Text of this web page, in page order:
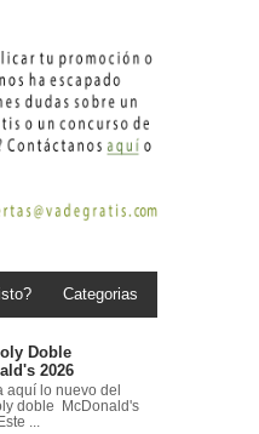
Categorias
Doble
2026
aquí lo nuevo del
doble McDonald's
...